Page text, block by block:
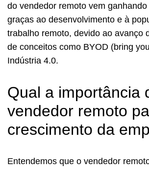
do vendedor remoto vem
graças ao desenvolvimento e à
trabalho remoto, devido ao avanço
de conceitos como BYOD (bring
Indústria 4.0.
Qual a importância
vendedor remoto
crescimento da
Entendemos que o vendedor